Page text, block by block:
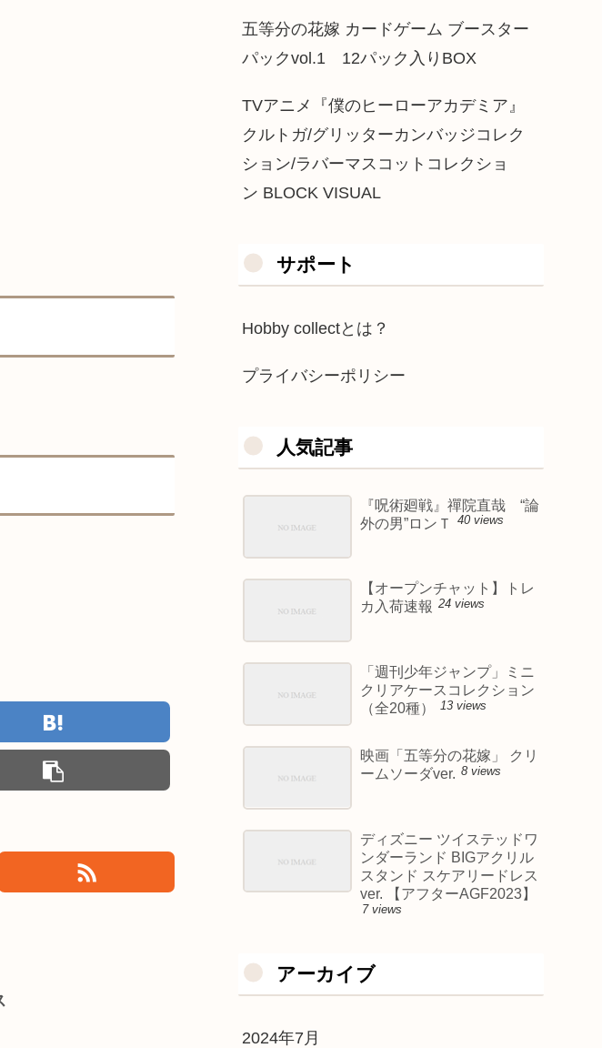
五等分の花嫁 カードゲーム ブースター
パックvol.1 12パック入りBOX
TVアニメ『僕のヒーローアカデミア』
クルトガ/グリッターカンバッジコレク
ション/ラバーマスコットコレクショ
ン BLOCK VISUAL
サポート
Hobby collectとは？
プライバシーポリシー
人気記事
『呪術廻戦』禪院直哉 “論
外の男”ロンＴ
40 views
【オープンチャット】トレ
カ入荷速報 24 views
「週刊少年ジャンプ」ミニ
クリアケースコレクション
（全20種）
13 views
映画「五等分の花嫁」 クリ
ームソーダver. 8 views
ディズニー ツイステッドワ
ンダーランド BIGアクリル
スタンド スケアリードレス
ver. 【アフターAGF2023】
7 views
アーカイブ
2024年7月